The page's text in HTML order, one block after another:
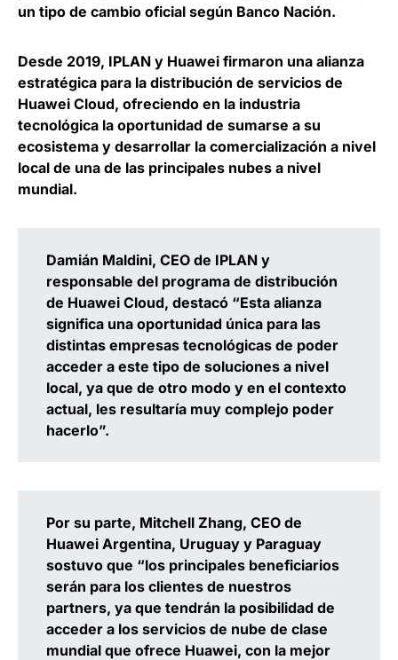
un tipo de cambio oficial según Banco Nación.
Desde 2019, IPLAN y Huawei firmaron una alianza
estratégica para la distribución de servicios de
Huawei Cloud, ofreciendo en la industria
tecnológica la oportunidad de sumarse a su
ecosistema y desarrollar la comercialización a nivel
local de una de las principales nubes a nivel
mundial.
Damián Maldini, CEO de IPLAN y
responsable del programa de distribución
de Huawei Cloud, destacó “Esta alianza
significa una oportunidad única para las
distintas empresas tecnológicas de poder
acceder a este tipo de soluciones a nivel
local, ya que de otro modo y en el contexto
actual, les resultaría muy complejo poder
hacerlo”.
Por su parte, Mitchell Zhang, CEO de
Huawei Argentina, Uruguay y Paraguay
sostuvo que “los principales beneficiarios
serán para los clientes de nuestros
partners, ya que tendrán la posibilidad de
acceder a los servicios de nube de clase
mundial que ofrece Huawei, con la mejor